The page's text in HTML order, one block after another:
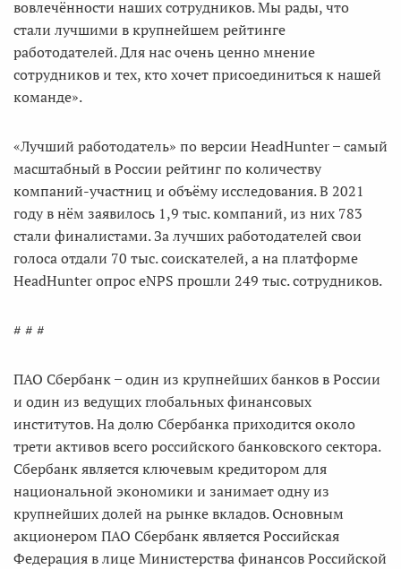
вовлечённости наших сотрудников. Мы рады, что
стали лучшими в крупнейшем рейтинге
работодателей. Для нас очень ценно мнение
сотрудников и тех, кто хочет присоединиться к нашей
команде».
«Лучший работодатель» по версии HeadHunter ̶ самый
масштабный в России рейтинг по количеству
компаний-участниц и объёму исследования. В 2021
году в нём заявилось 1,9 тыс. компаний, из них 783
стали финалистами. За лучших работодателей свои
голоса отдали 70 тыс. соискателей, а на платформе
HeadHunter опрос eNPS прошли 249 тыс. сотрудников.
# # #
ПАО Сбербанк ̶ один из крупнейших банков в России
и один из ведущих глобальных финансовых
институтов. На долю Сбербанка приходится около
трети активов всего российского банковского сектора.
Сбербанк является ключевым кредитором для
национальной экономики и занимает одну из
крупнейших долей на рынке вкладов. Основным
акционером ПАО Сбербанк является Российская
Федерация в лице Министерства финансов Российской